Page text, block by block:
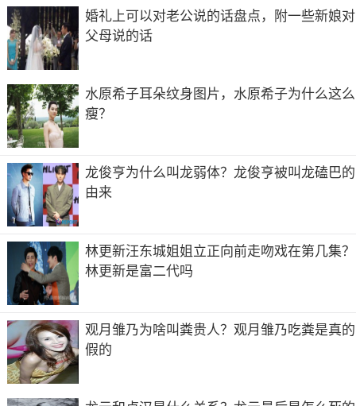
93
有兴趣可以加我哦，很乐意为你解决任何有关护肤的问题哦
婚礼上可以对老公说的话盘点，附一些新娘对
父母说的话
水原希子耳朵纹身图片，水原希子为什么这么
瘦？
龙俊亨为什么叫龙弱体？龙俊亨被叫龙磕巴的
由来
林更新汪东城姐姐立正向前走吻戏在第几集？
林更新是富二代吗
观月雏乃为啥叫粪贵人？观月雏乃吃粪是真的
假的